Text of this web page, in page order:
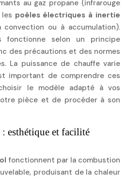
au gaz propane (infrarouge
poêles électriques à inertie
convection ou à accumulation).
fonctionne selon un principe
des précautions et des normes
La puissance de chauffe varie
important de comprendre ces
le modèle adapté à vos
pièce et de procéder à son
esthétique et facilité
fonctionnent par la combustion
produisant de la chaleur